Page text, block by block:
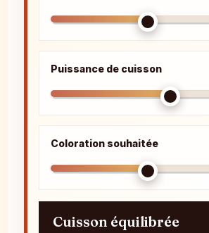
Puissance de cuisson
Coloration souhaitée
Cuisson équilibrée